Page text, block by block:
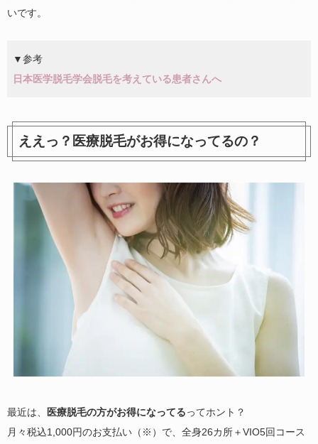
いです。
▼参考
日本医学脱毛学会脱毛を考えている患者さんへ
ええっ？医療脱毛がお得になってるの？
最近は、 医療脱毛の方がお得になってるってホント？
月々税込1,000円のお支払い（※）で、全身26カ所＋VIO5回コース